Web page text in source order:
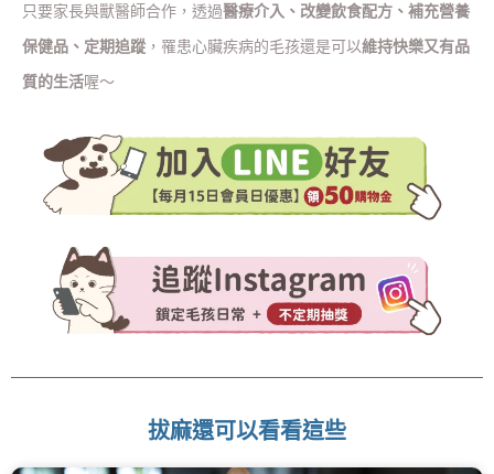
只要家長與獸醫師合作，透過醫療介入、改變飲食配方、補充營養
保健品、定期追蹤 ，罹患心臟疾病的毛孩還是可以維持快樂又有品
質的生活喔～
拔麻還可以看看這些